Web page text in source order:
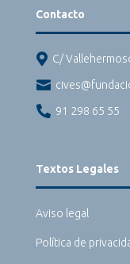
Contacto
 C/

 91 298 65 55
Textos Legales
Aviso legal
Política de